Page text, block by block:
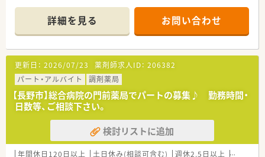
【店舗情報と応需状況について】
■信州中野駅から徒歩16分の立地にあり、内科や循環器科、外科
など幅広い科目の処方箋を1日約150枚応需している薬局です。
■広域からの処方箋も受け付ける総合科目の環境であり、様々な
症例に触れながら薬剤師としての専門知識を深めることが可能
です。
■常勤5名、パート5名の厚い人員体制を敷いているため、枚数が
多い環境でも一人ひとりが無理なく業務に集中できる環境で
す。
【募集背景と求める人物像について】
■中野市を含む北信エリアで薬剤師が不足しており、マネジメン
トを担うべきエリアマネージャーの応援体制を解消するための
詳細を見る お問い合わせ
更新日： 2026/07/23 薬剤師求人ID： 206382
パート・アルバイト
調剤薬局
【長野市】総合病院の門前薬局でパートの募集♪ 勤務時間・
日数等、ご相談下さい。
検討リストに追加
年間休日120日以上 土日休み(相談可含む) 週休2.5日以上 週32h以